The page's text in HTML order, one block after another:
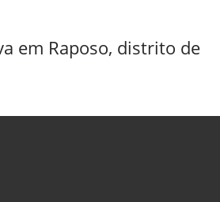
em Raposo, distrito de